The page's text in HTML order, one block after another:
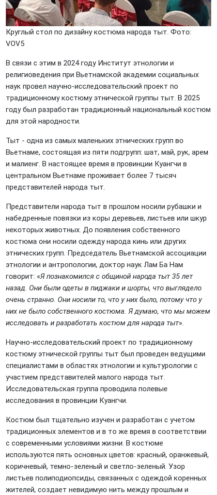
Круглый стол по дизайну костюма народа тыт. Фото:
VOV5
В связи с этим в 2024 году Институт этнологии и
религиоведения при Вьетнамской академии социальных
наук провел научно-исследовательский проект по
традиционному костюму этнической группы тыт. В 2025
году был разработан традиционный национальный костюм
для этой народности.
Тыт - одна из самых маленьких этнических групп во
Вьетнаме, состоящая из пяти подгрупп: шат, май, рук, арем
и малиенг. В настоящее время в провинции Куангчи в
центральном Вьетнаме проживает более 7 тысяч
представителей народа тыт.
Представители народа тыт в прошлом носили рубашки и
набедренные повязки из коры деревьев, листьев или шкур
некоторых животных. До появления собственного
костюма они носили одежду народа кинь или других
этнических групп. Председатель Вьетнамской ассоциации
этнологии и антропологии, доктор наук Лам Ба Нам
говорит: «Я познакомился с общиной народа тыт 35 лет
назад. Они были одеты в пиджаки и шорты, что выглядело
очень странно. Они носили то, что у них было, потому что у
них не было собственного костюма. Я думаю, что мы можем
исследовать и разработать костюм для народа тыт».
Научно-исследовательский проект по традиционному
костюму этнической группы тыт был проведен ведущими
специалистами в областях этнологии и культурологии с
участием представителей малого народа тыт.
Исследовательская группа проводила полевые
исследования в провинции Куангчи.
Костюм был тщательно изучен и разработан с учетом
традиционных элементов и в то же время в соответствии
с современными условиями жизни. В костюме
используются пять основных цветов: красный, оранжевый,
коричневый, темно-зеленый и светло-зеленый. Узор
листьев полиподиопсиды, связанных с одеждой коренных
жителей, создает невидимую нить между прошлым и